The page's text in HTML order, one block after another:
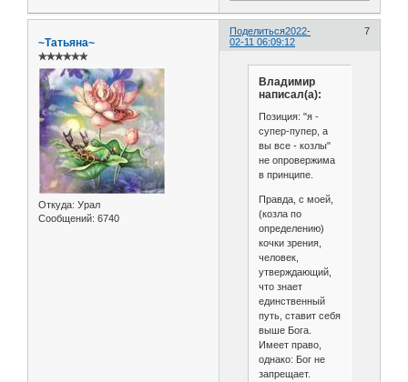
Поделиться 7
2022-
02-11 06:09:12
~Татьяна~
✯✯✯✯✯✯
Откуда: Урал
Сообщений: 6740
Владимир
написал(а):
Позиция: "я -
супер-пупер, а
вы все - козлы"
не опровержима
в принципе.
Правда, с моей,
(козла по
определению)
кочки зрения,
человек,
утверждающий,
что знает
единственный
путь, ставит себя
выше Бога.
Имеет право,
однако: Бог не
запрещает.